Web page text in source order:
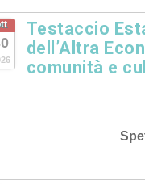
Testaccio
dell’Altra
comunità e